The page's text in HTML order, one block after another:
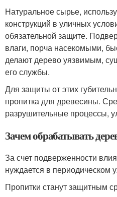
Натуральное сырье,
конструкций в уличных
обязательной защите.
влаги, порча насекомыми,
делают дерево уязвимым,
его службы.
Для защиты от этих
пропитка для древесины.
разрушительные процессы,
Зачем обрабатывать
За счет подверженности
нуждается в периодическом
Пропитки станут защитным